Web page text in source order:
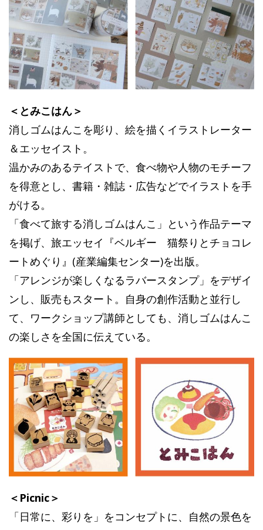
＜とみこはん＞
消しゴムはんこを彫り、絵を描くイラストレーター
＆エッセイスト。
温かみのあるテイストで、食べ物や人物のモチーフ
を得意とし、書籍・雑誌・広告などでイラストを手
がける。
「食べて旅する消しゴムはんこ」という作品テーマ
を掲げ、旅エッセイ『ベルギー 猫祭りとチョコレ
ートめぐり』(産業編集センター)を出版。
「アレンジが楽しくなるラバースタンプ」をデザイ
ンし、販売もスタート。自身の創作活動と並行し
て、ワークショップ講師としても、消しゴムはんこ
の楽しさを全国に伝えている。
＜Picnic＞
「日常に、彩りを」をコンセプトに、自然の景色を